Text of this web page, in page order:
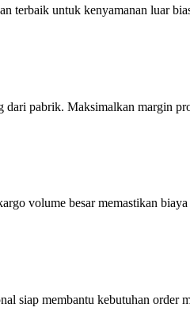
terbaik untuk kenyamanan luar
dari pabrik. Maksimalkan margin
volume besar memastikan
siap membantu kebutuhan order